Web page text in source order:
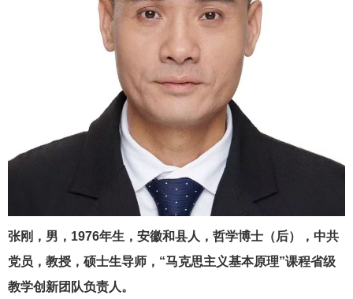
张刚，男， 1976年生，安徽和县人，哲学博士（后），中共
党员，教授，硕士生导师，“马克思主义基本原理”课程省级
教学创新团队负责人。